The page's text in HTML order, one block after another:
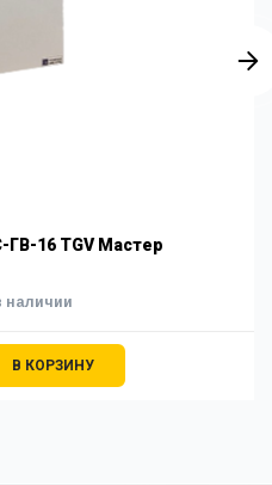
ГВ-16 TGV Мастер
В КОРЗИНУ
наличии